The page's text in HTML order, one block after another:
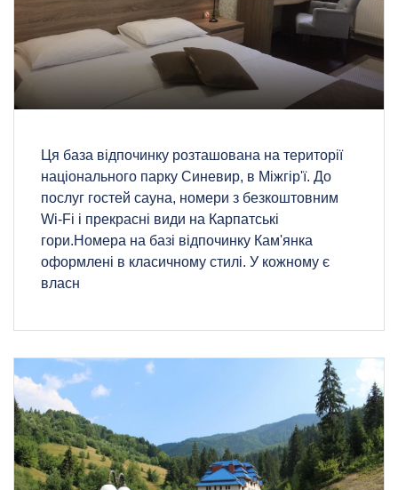
Ця база відпочинку розташована на території
національного парку Синевир, в Міжгір'ї. До
послуг гостей сауна, номери з безкоштовним
Wi-Fi і прекрасні види на Карпатські
гори.Номера на базі відпочинку Кам'янка
оформлені в класичному стилі. У кожному є
власн